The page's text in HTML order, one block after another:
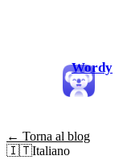
Wordy
← Torna al blog
🇮🇹Italiano